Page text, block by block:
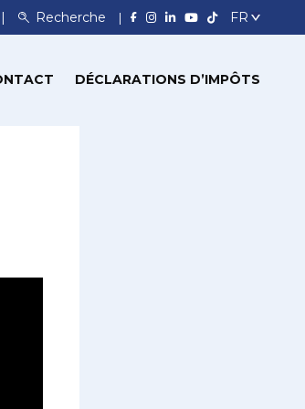
Recherche
DÉCLARATIONS D’IMPÔTS